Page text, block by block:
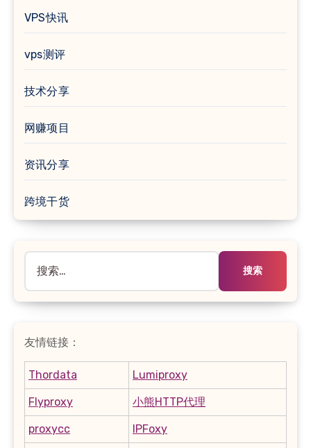
VPS快讯
vps测评
技术分享
网赚项目
资讯分享
跨境干货
索：
友情链接：
Thordata Lumiproxy
Flyproxy 小熊HTTP代理
proxycc IPFoxy